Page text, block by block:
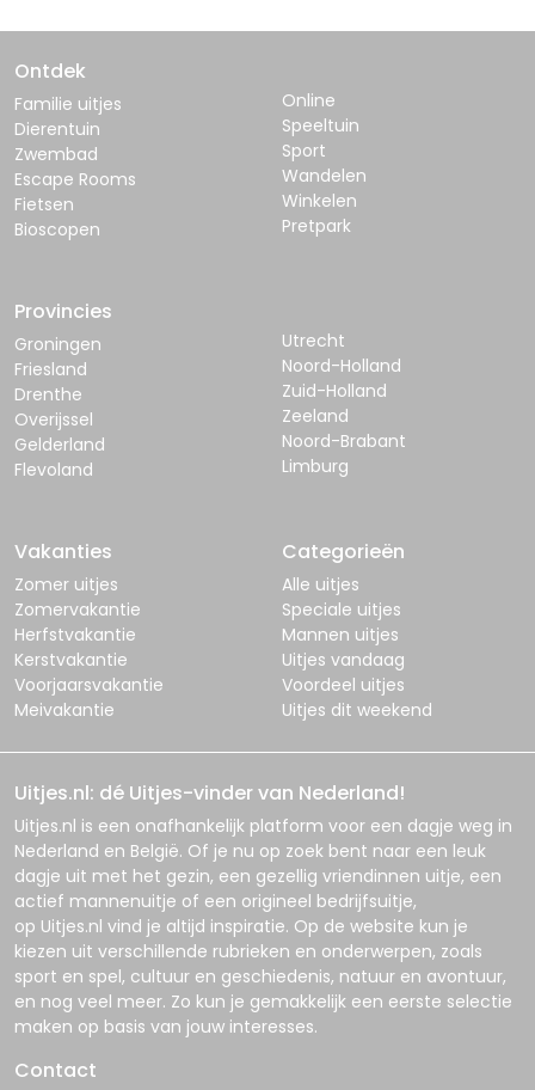
Ontdek
Familie uitjes
Dierentuin
Zwembad
Escape Rooms
Fietsen
Bioscopen
Online
Speeltuin
Sport
Wandelen
Winkelen
Pretpark
Provincies
Groningen
Friesland
Drenthe
Overijssel
Gelderland
Flevoland
Utrecht
Noord-Holland
Zuid-Holland
Zeeland
Noord-Brabant
Limburg
Vakanties
Zomer uitjes
Zomervakantie
Herfstvakantie
Kerstvakantie
Voorjaarsvakantie
Meivakantie
Categorieën
Alle uitjes
Speciale uitjes
Mannen uitjes
Uitjes vandaag
Voordeel uitjes
Uitjes dit weekend
Uitjes.nl: dé Uitjes-vinder van Nederland!
Uitjes.nl is een onafhankelijk platform voor een dagje weg in
Nederland en België. Of je nu op zoek bent naar een leuk
dagje uit met het gezin, een gezellig vriendinnen uitje, een
actief mannenuitje of een origineel bedrijfsuitje,
op Uitjes.nl vind je altijd inspiratie. Op de website kun je
kiezen uit verschillende rubrieken en onderwerpen, zoals
sport en spel, cultuur en geschiedenis, natuur en avontuur,
en nog veel meer. Zo kun je gemakkelijk een eerste selectie
maken op basis van jouw interesses.
Contact